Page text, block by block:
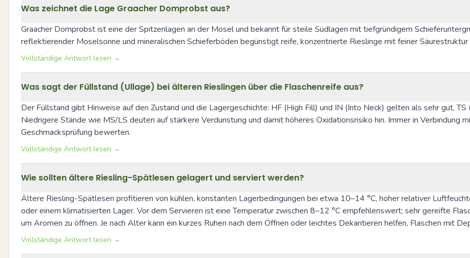
Was zeichnet die Lage Graacher Domprobst aus?
Graacher Domprobst ist eine der Spitzenlagen an der Mosel und bekannt für steile Südlagen mit tiefgründigem
reflektierender Moselsonne und mineralischen Schieferböden begünstigt reife, konzentrierte Rieslinge mit feiner
Vollständige Antwort lesen →
Was sagt der Füllstand (Ullage) bei älteren Rieslingen über die Flaschenreife aus?
Der Füllstand gibt Hinweise auf den Zustand und die Lagergeschichte: HF (High Fill) und IN (Into Neck) gelten als sehr gut,
Niedrigere Stände wie MS/LS deuten auf stärkere Verdunstung und damit höheres Oxidationsrisiko hin. Immer in Verbindung
Geschmacksprüfung bewerten.
Vollständige Antwort lesen →
Wie sollten ältere Riesling-Spätlesen gelagert und serviert werden?
Ältere Riesling-Spätlesen profitieren von kühlen, konstanten Lagerbedingungen bei etwa 10–14 °C, hoher relativer
oder einem klimatisierten Lager. Vor dem Servieren ist eine Temperatur zwischen 8–12 °C empfehlenswert; sehr gereifte
um Aromen zu öffnen. Je nach Alter kann ein kurzes Ruhen nach dem Öffnen oder leichtes Dekantieren helfen, Flaschen mit
Vollständige Antwort lesen →